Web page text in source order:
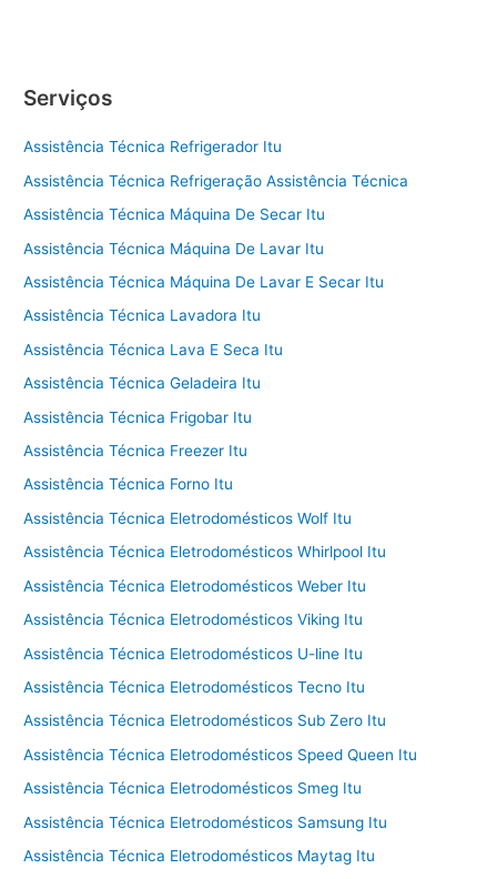
Serviços
Assistência Técnica Refrigerador Itu
Assistência Técnica Refrigeração Assistência Técnica
Assistência Técnica Máquina De Secar Itu
Assistência Técnica Máquina De Lavar Itu
Assistência Técnica Máquina De Lavar E Secar Itu
Assistência Técnica Lavadora Itu
Assistência Técnica Lava E Seca Itu
Assistência Técnica Geladeira Itu
Assistência Técnica Frigobar Itu
Assistência Técnica Freezer Itu
Assistência Técnica Forno Itu
Assistência Técnica Eletrodomésticos Wolf Itu
Assistência Técnica Eletrodomésticos Whirlpool Itu
Assistência Técnica Eletrodomésticos Weber Itu
Assistência Técnica Eletrodomésticos Viking Itu
Assistência Técnica Eletrodomésticos U-line Itu
Assistência Técnica Eletrodomésticos Tecno Itu
Assistência Técnica Eletrodomésticos Sub Zero Itu
Assistência Técnica Eletrodomésticos Speed Queen Itu
Assistência Técnica Eletrodomésticos Smeg Itu
Assistência Técnica Eletrodomésticos Samsung Itu
Assistência Técnica Eletrodomésticos Maytag Itu